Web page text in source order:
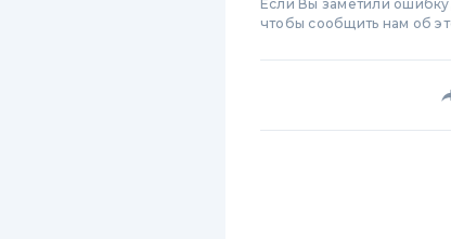
Если Вы заметили
чтобы сообщить нам об